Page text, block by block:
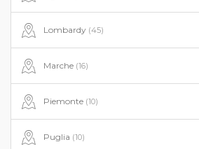
Lombardy (45)
Marche (16)
Piemonte (10)
Puglia (10)